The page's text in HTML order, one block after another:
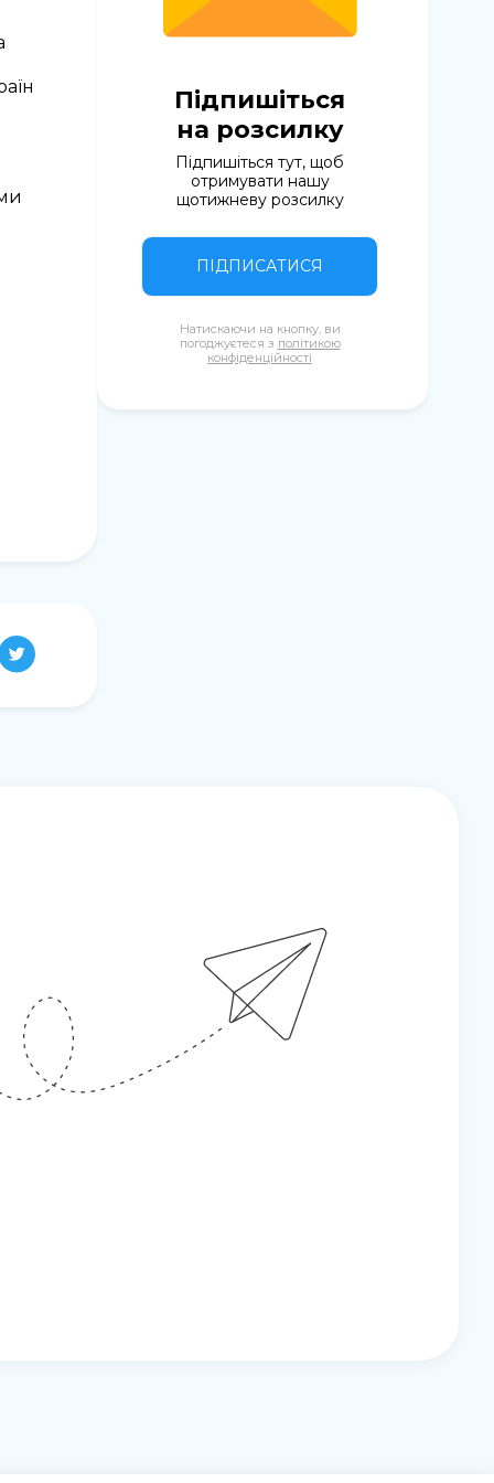
Підпишіться
на розсилку
Підпишіться тут, щоб
отримувати нашу
щотижневу розсилку
ПІДПИСАТИСЯ
Натискаючи на кнопку, ви
погоджуєтеся з політикою
конфіденційності